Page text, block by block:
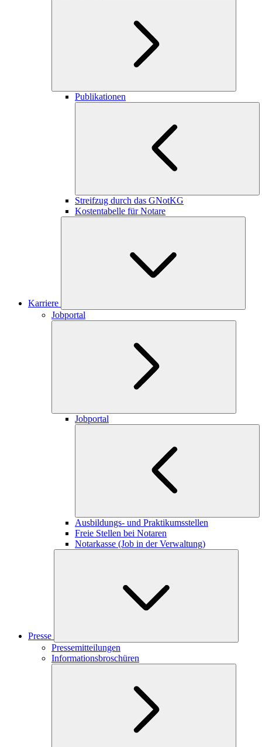
Publikationen
Streifzug durch das GNotKG
Kostentabelle für Notare
Karriere
Jobportal
Jobportal
Ausbildungs- und Praktikumsstellen
Freie Stellen bei Notaren
Notarkasse (Job in der Verwaltung)
Presse
Pressemitteilungen
Informationsbroschüren